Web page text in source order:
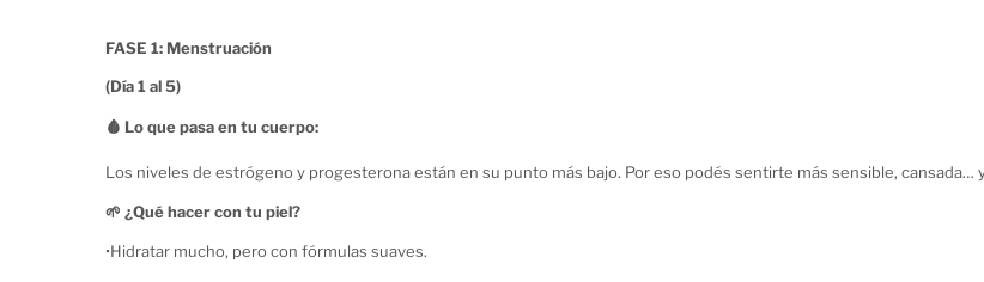
FASE 1: Menstruación
(Día 1 al 5)
🩸 Lo que pasa en tu cuerpo:
Los niveles de estrógeno y progesterona están en su punto más bajo. Por eso podés sentirte más sensible, cansada…
🌱 ¿Qué hacer con tu piel?
•Hidratar mucho, pero con fórmulas suaves.